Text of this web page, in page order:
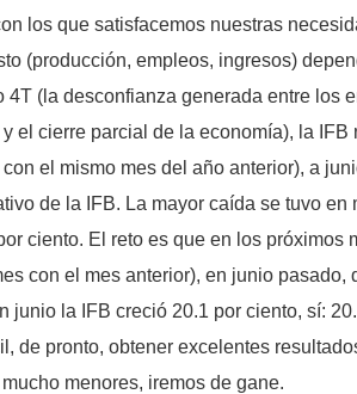
los que satisfacemos nuestras
(producción, empleos, ingresos)
(la desconfianza generada entre
el cierre parcial de la economía), la IFB
el mismo mes del año anterior), a
de la IFB. La mayor caída se tuvo
ciento. El reto es que en los
con el mes anterior), en junio
junio la IFB creció 20.1 por ciento, sí:
de pronto, obtener excelentes
menores, iremos de gane.